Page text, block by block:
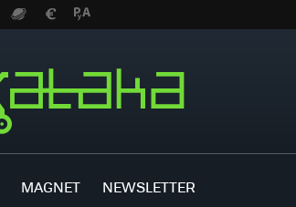
MAGNET NEWSLETTER